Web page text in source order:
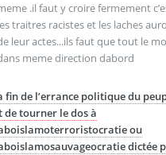
.il faut y croire fermement
traitres racistes et les laches
leur actes...ils faut que tout le
meme direction dabord
fin de l’errance politique du
de tourner le dos à
ou
dictée